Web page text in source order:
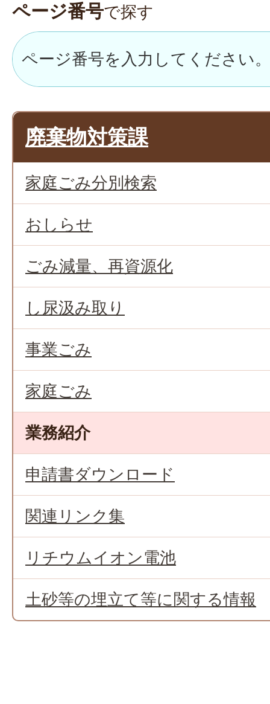
ページ番号で探す
廃棄物対策課
家庭ごみ分別検索
おしらせ
ごみ減量、再資源化
し尿汲み取り
事業ごみ
家庭ごみ
業務紹介
申請書ダウンロード
関連リンク集
リチウムイオン電池
土砂等の埋立て等に関する情報